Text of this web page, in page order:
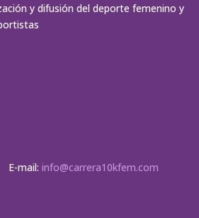
y difusión del deporte femenino y
E-mail: info@carrera10kfem.com